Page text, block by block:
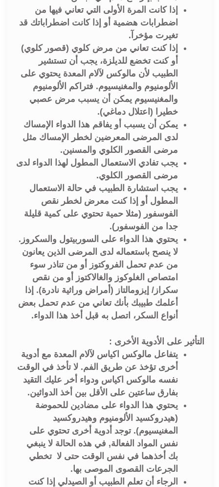
إذا كانت المرة الأولى التي تعاني فيها من
اضطرابات هضمية أو إذا كانت اضطراباتك قد
تغيرت مؤخرآ.
إذا كنت تعاني من مرض كلوي (قصور كلوي)
أو كنت تخضع للديلزة، يجب أن تستشير
الطبيب لأن مالوكس لآلام المعدة يحتوي على
الألومنيوم والمغنيسيوم. فتراكم الألومنيوم
والمغنيسيوم يمكن أن يسبب مرض عصبي
خطيرا (اعتلال دماغي).
يمكن أن يسبب أو يفاقم هذا الدواء الإمساك
لدى المرضى المعرضين لخطر الإمساك مثل
مرضى القصور الكلوي والمسنين.
يجب تفادي الاستعمال المطول لهذا الدواء لدى
مرضى القصور الكلوي.
يجب استشارة الطبيب في حالة الاستعمال
المطول أو إذا كنت معرض لخطر نقص
الفوسفور (مثلا حمية تحتوي على كمية قليلة
جدا من الفوسفور).
يحتوي هذا الدواء على السوربيتول والسكروز.
لا ينصح باستعماله لدى المرضى الذين يعانون
من عدم تحمل الفروكتوز أو من تناذر سوء
امتصاص الغلوكوز والغالاكتوز أو من نقص
سكراز/ إيزومالتاز (أمراض وراثية نادرة). إذا
أعلمك طبيبك بأنك تعاني من عدم تحمل بعض
أنواع السكر، اتصل به قبل أخذ هذا الدواء.
التأثير على الأدوية الأخرى :
يتفاعل مالوكس اكياس لآلام المعدة مع أدوية
أخرى تؤخذ عن طريق الفم. لا تأخذ في الوقت
نفسه مالوكس اكياس ودواء أخر عليك التقيد
بفارق ساعتين على الأقل بين أخذ الدوائين.
يحتوي هذا الدواء على مضادين للحموضة
(هيدروكسيد الألومنيوم وهيدروكسيد
المغنيسيوم). توجد أدوية أخرى تحتوي على
نفس المواد الفعالة, في هذه الحالة لا ينبغي
بك أخذهما في نفس الوقت حتى لا تخطي
الجرعات القصوى الموصى بها.
الرجاء أن تعلم الطبيب أو الصيدلي إذا كنت